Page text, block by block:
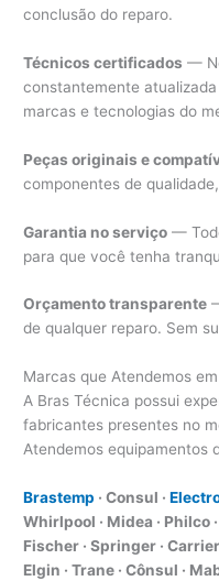
conclusão do reparo.
Técnicos certificados —
constantemente
marcas e tecnologias do
Peças originais e
componentes de
Garantia no serviço —
para que você tenha
Orçamento transparente
de qualquer reparo. Sem
Marcas que Atendemos
A Bras Técnica possui
fabricantes presentes no
Atendemos equipamentos
Brastemp · Consul ·
Whirlpool · Midea · Philco
Fischer · Springer · Carrier
Elgin · Trane · Cônsul ·